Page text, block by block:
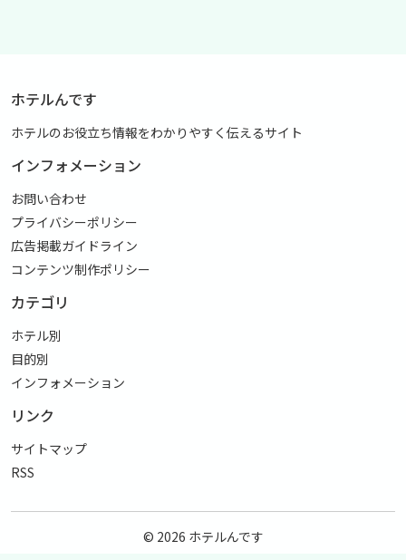
ホテルんです
ホテルのお役立ち情報をわかりやすく伝えるサイト
インフォメーション
お問い合わせ
プライバシーポリシー
広告掲載ガイドライン
コンテンツ制作ポリシー
カテゴリ
ホテル別
目的別
インフォメーション
リンク
サイトマップ
RSS
© 2026 ホテルんです